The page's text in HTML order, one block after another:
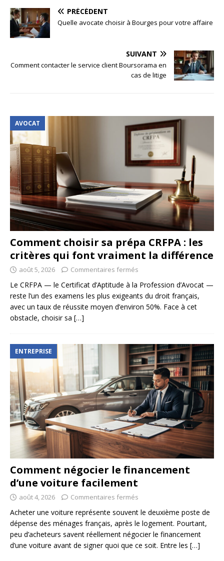
PRÉCÉDENT
Quelle avocate choisir à Bourges pour votre affaire
SUIVANT
Comment contacter le service client Boursorama en
cas de litige
AVOCAT
Comment choisir sa prépa CRFPA : les
critères qui font vraiment la différence
août 5, 2026 Commentaires fermés
Le CRFPA — le Certificat d’Aptitude à la Profession d’Avocat —
reste l’un des examens les plus exigeants du droit français,
avec un taux de réussite moyen d’environ 50%. Face à cet
obstacle, choisir sa […]
ENTREPRISE
Comment négocier le financement
d’une voiture facilement
août 4, 2026 Commentaires fermés
Acheter une voiture représente souvent le deuxième poste de
dépense des ménages français, après le logement. Pourtant,
peu d’acheteurs savent réellement négocier le financement
d’une voiture avant de signer quoi que ce soit. Entre les […]